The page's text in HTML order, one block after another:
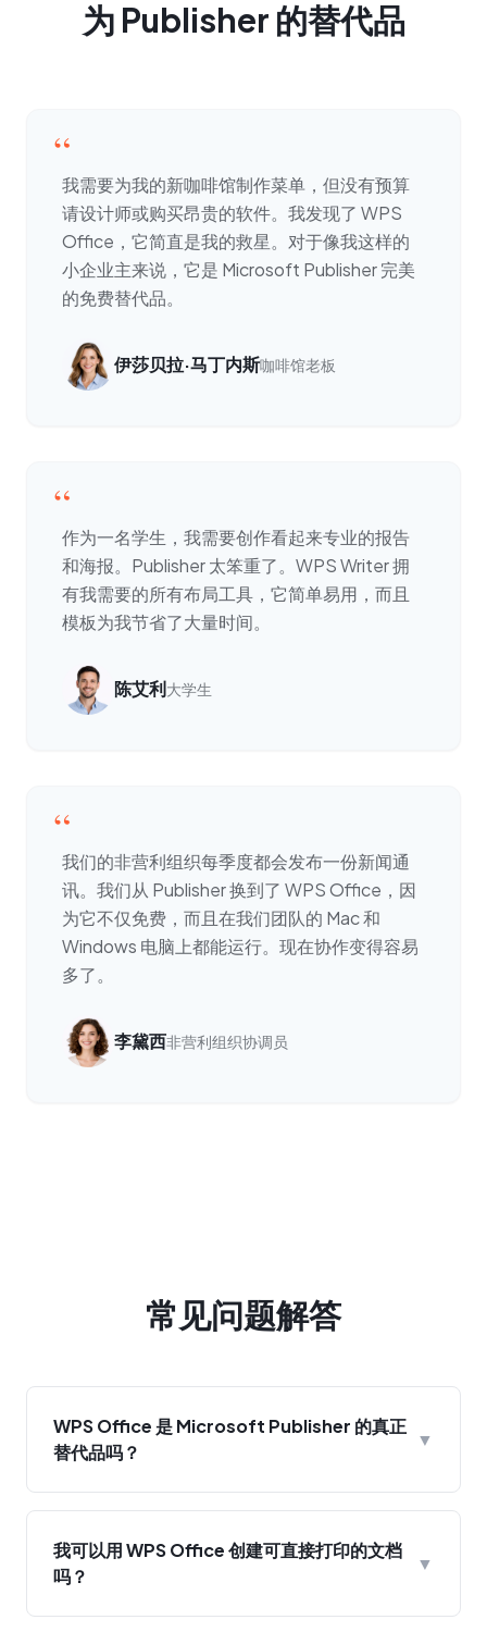
为 Publisher 的替代品
“
我需要为我的新咖啡馆制作菜单，但没有预算
请设计师或购买昂贵的软件。我发现了 WPS
Office，它简直是我的救星。对于像我这样的
小企业主来说，它是 Microsoft Publisher 完美
的免费替代品。
伊莎贝拉·马丁内斯咖啡馆老板
“
作为一名学生，我需要创作看起来专业的报告
和海报。Publisher 太笨重了。WPS Writer 拥
有我需要的所有布局工具，它简单易用，而且
模板为我节省了大量时间。
陈艾利大学生
“
我们的非营利组织每季度都会发布一份新闻通
讯。我们从 Publisher 换到了 WPS Office，因
为它不仅免费，而且在我们团队的 Mac 和
Windows 电脑上都能运行。现在协作变得容易
多了。
李黛西非营利组织协调员
常见问题解答
WPS Office 是 Microsoft Publisher 的真正
替代品吗？
▼
我可以用 WPS Office 创建可直接打印的文档
吗？
▼